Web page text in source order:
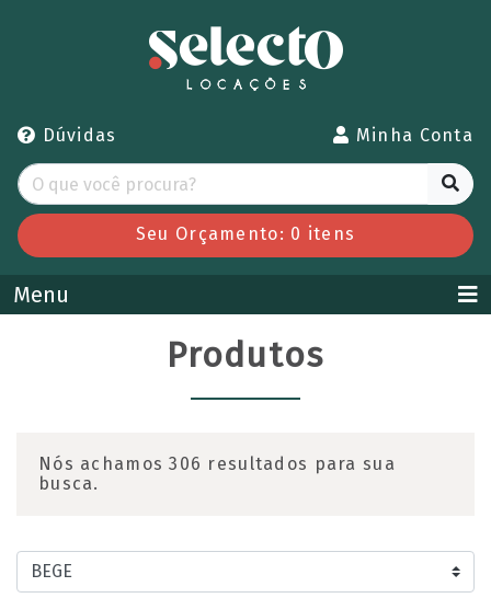
Dúvidas Minha Conta
Seu Orçamento: 0 itens
Menu
Produtos
Nós achamos 306 resultados para sua
busca.